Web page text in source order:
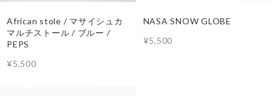
African stole / マサイシュカ
マルチストール / ブルー /
PEPS
¥5,500
NASA SNOW GLOBE
¥5,500